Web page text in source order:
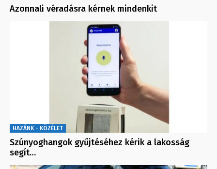
Azonnali véradásra kérnek mindenkit
HAZÁNK - KÖZÉLET
Szúnyoghangok gyűjtéséhez kérik a lakosság
segít…